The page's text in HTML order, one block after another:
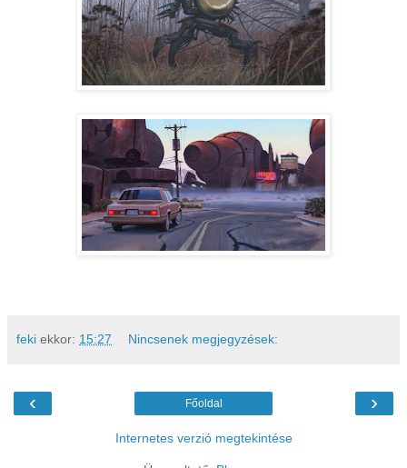
feki ekkor: 15:27 Nincsenek megjegyzések:
‹ ›
Főoldal
Internetes verzió megtekintése